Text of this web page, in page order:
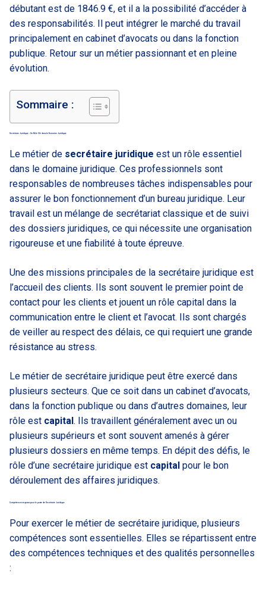
débutant est de 1846.9 €, et il a la possibilité d’accéder à
des responsabilités. Il peut intégrer le marché du travail
principalement en cabinet d’avocats ou dans la fonction
publique. Retour sur un métier passionnant et en pleine
évolution.
Sommaire :
Secrétaire Juridique : Un Rôle Clé dans le Domaine Juridique
Le métier de secrétaire juridique est un rôle essentiel
dans le domaine juridique. Ces professionnels sont
responsables de nombreuses tâches indispensables pour
assurer le bon fonctionnement d’un bureau juridique. Leur
travail est un mélange de secrétariat classique et de suivi
des dossiers juridiques, ce qui nécessite une organisation
rigoureuse et une fiabilité à toute épreuve.
Une des missions principales de la secrétaire juridique est
l’accueil des clients. Ils sont souvent le premier point de
contact pour les clients et jouent un rôle capital dans la
communication entre le client et l’avocat. Ils sont chargés
de veiller au respect des délais, ce qui requiert une grande
résistance au stress.
Le métier de secrétaire juridique peut être exercé dans
plusieurs secteurs. Que ce soit dans un cabinet d’avocats,
dans la fonction publique ou dans d’autres domaines, leur
rôle est capital. Ils travaillent généralement avec un ou
plusieurs supérieurs et sont souvent amenés à gérer
plusieurs dossiers en même temps. En dépit des défis, le
rôle d’une secrétaire juridique est capital pour le bon
déroulement des affaires juridiques.
Compétences requises pour le poste de Secrétaire Juridique
Pour exercer le métier de secrétaire juridique, plusieurs
compétences sont essentielles. Elles se répartissent entre
des compétences techniques et des qualités personnelles
: